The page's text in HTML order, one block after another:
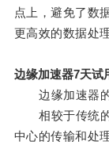
点上，避免了数
更高效的数据处
边缘加速器7天试
边缘加速器的
相较于传统的
中心的传输和处